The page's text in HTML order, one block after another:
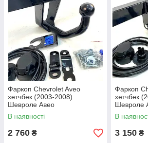
Фаркоп Chevrolet Aveo
хетчбек (2003-2008)
Шевроле Авео
В наявності
2 760 ₴
Фаркоп
хетчбек
Шевроле
В
3 150 ₴